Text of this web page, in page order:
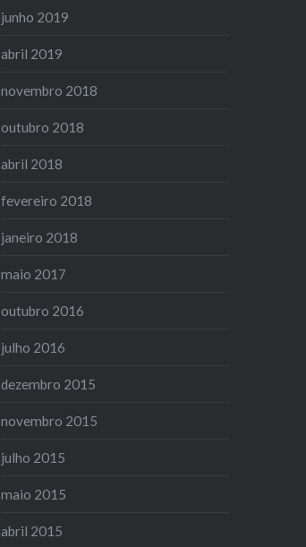
junho 2019
abril 2019
novembro 2018
outubro 2018
abril 2018
fevereiro 2018
janeiro 2018
maio 2017
outubro 2016
julho 2016
dezembro 2015
novembro 2015
julho 2015
maio 2015
abril 2015